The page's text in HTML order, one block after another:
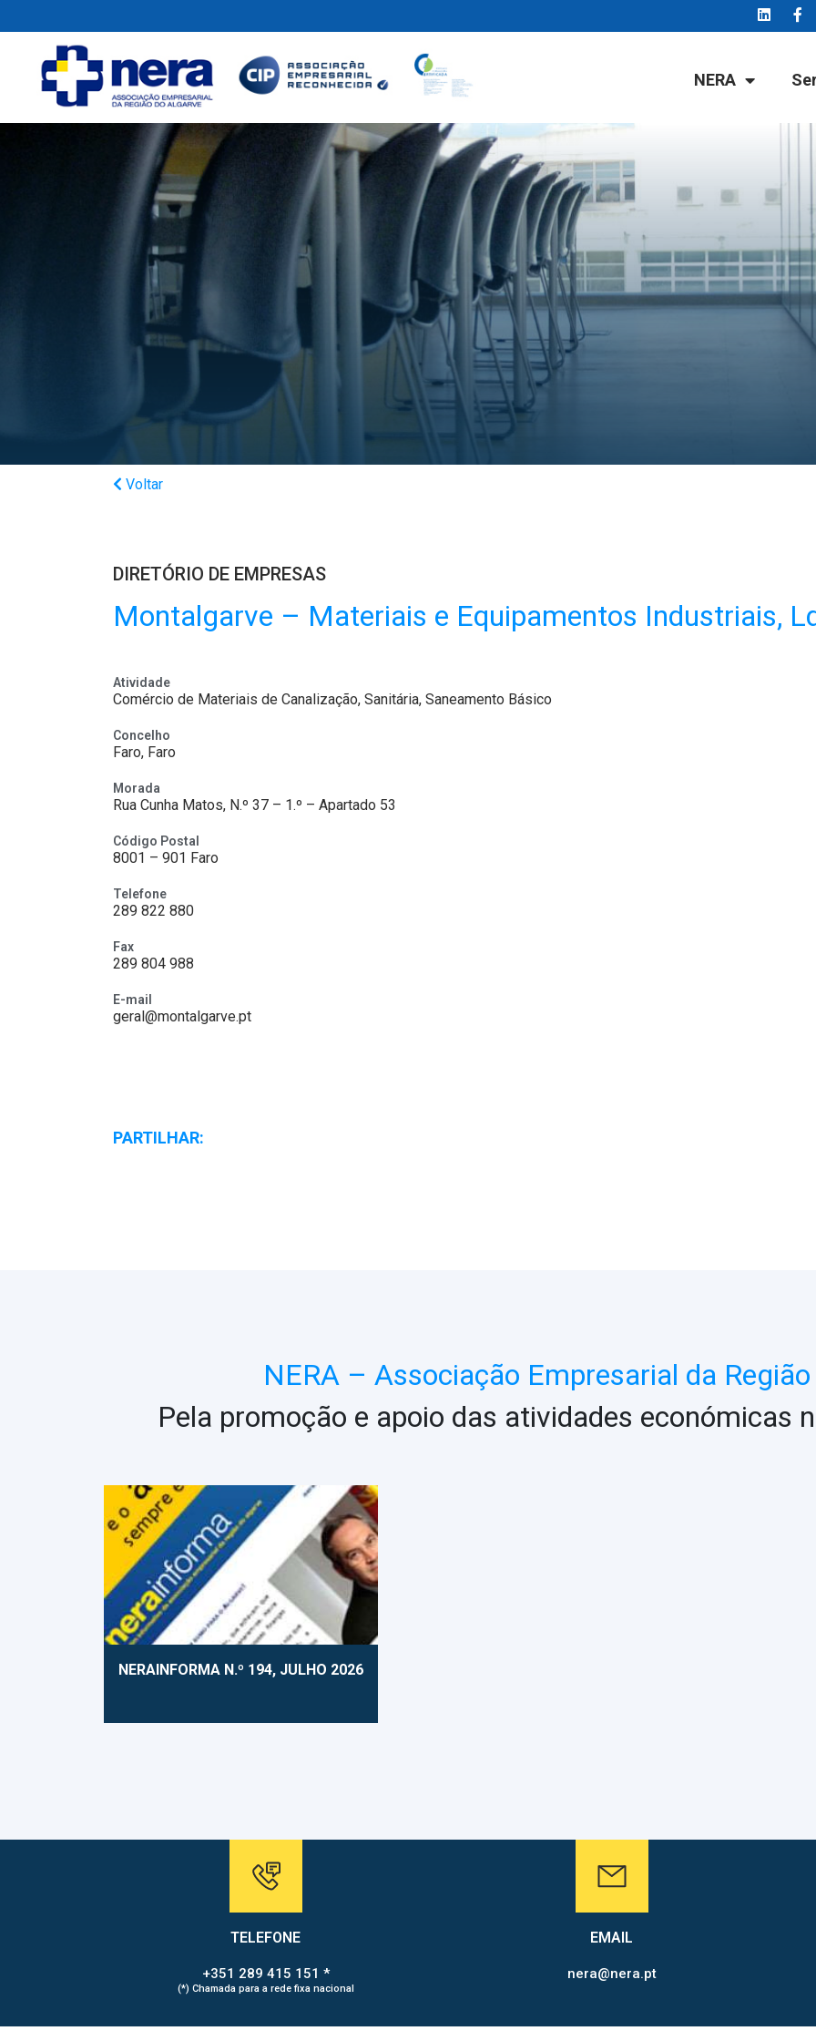
NERA
Voltar
DIRETÓRIO DE EMPRESAS
Montalgarve – Materiais e Equipamentos Industriais,
Atividade
Comércio de Materiais de Canalização, Sanitária, Saneamento Básico
Concelho
Faro, Faro
Morada
Rua Cunha Matos, N.º 37 – 1.º – Apartado 53
Código Postal
8001 – 901 Faro
Telefone
289 822 880
Fax
289 804 988
E-mail
geral@montalgarve.pt
PARTILHAR:
NERA – Associação Empresarial da
Pela promoção e apoio das atividades económicas
NERAINFORMA N.º 194, JULHO 2026
TELEFONE
+351 289 415 151 *
(*) Chamada para a rede fixa nacional
EMAIL
nera@nera.pt